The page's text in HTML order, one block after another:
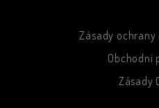
Zásady
Obchodní
Zásady